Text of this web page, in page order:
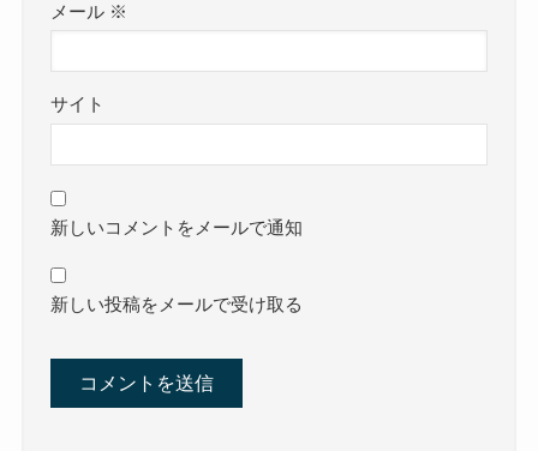
メール ※
サイト
新しいコメントをメールで通知
新しい投稿をメールで受け取る